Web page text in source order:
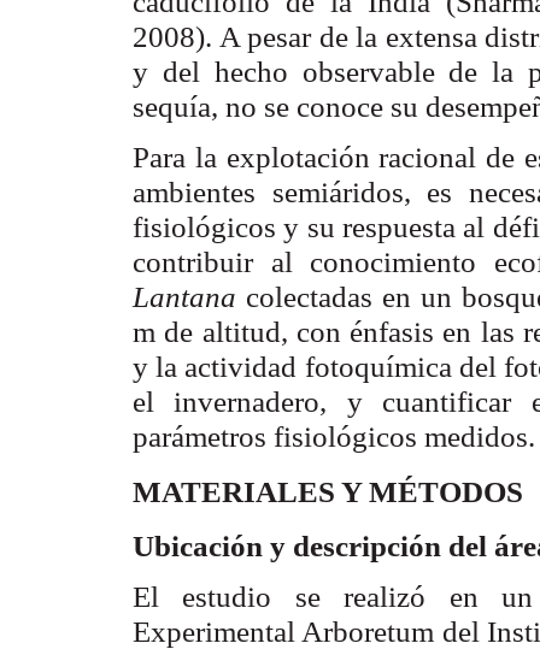
2008). A pesar de la extensa
y del hecho observable de la
sequía, no se conoce su
Para la explotación racional de
ambientes semiáridos, es
fisiológicos y su respuesta al
contribuir al conocimiento
Lantana colectadas en un
m de altitud, con énfasis en las
y la actividad fotoquímica del
el invernadero, y
parámetros fisiológicos medidos.
MATERIALES Y MÉTODOS
Ubicación y descripción del
El estudio se realizó en un
Experimental Arboretum del